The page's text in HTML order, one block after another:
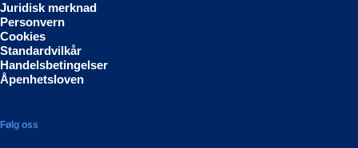
Juridisk merknad
Personvern
Cookies
Standardvilkår
Handelsbetingelser
Åpenhetsloven
Følg oss